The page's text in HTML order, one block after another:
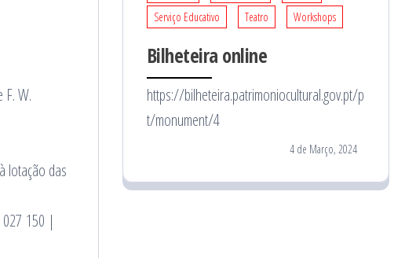
F. W.
lotação das
027 150 |
Serviço Educativo
Teatro Workshops
Bilheteira online
https://bilheteira.patrimoniocultural.gov.pt/p
t/monument/4
4 de Março, 2024